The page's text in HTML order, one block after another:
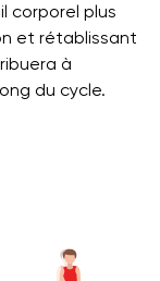
corporel plus
et rétablissant
à
du cycle.